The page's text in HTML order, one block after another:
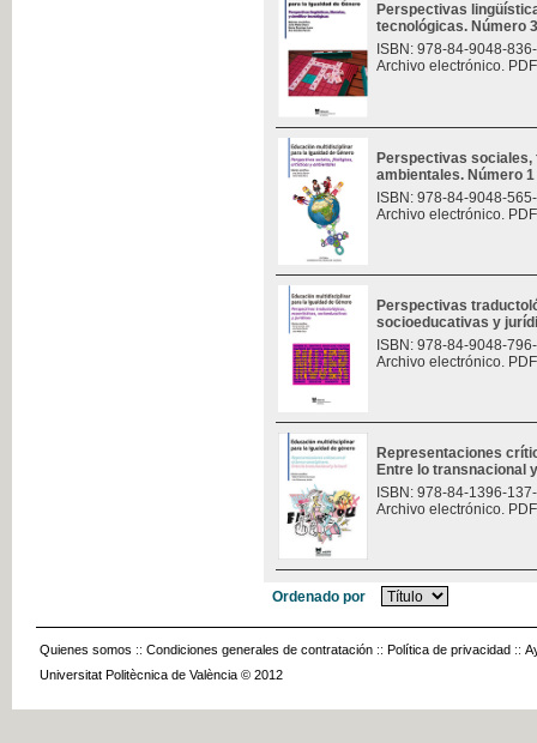
Perspectivas
tecnológicas. Número 3
ISBN: 978-84-9048-
Archivo electrónico.
Perspectivas
ambientales. Número 1
ISBN: 978-84-9048-
Archivo electrónico.
Perspectivas
socioeducativas y
ISBN: 978-84-9048-
Archivo electrónico.
Representaciones
Entre lo transnacional
ISBN: 978-84-1396-
Archivo electrónico.
Ordenado por
Quienes somos :: Condiciones generales de contratación :: Política de privacidad ::
Universitat Politècnica de València © 2012